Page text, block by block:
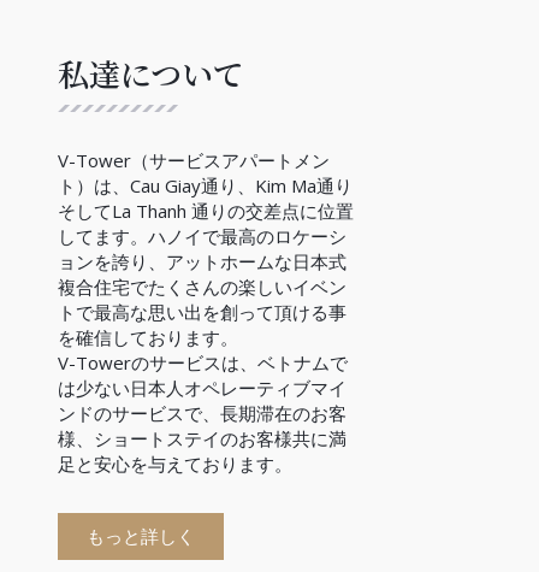
私達について
V-Tower（サービスアパートメン
ト）は、Cau Giay通り、Kim Ma通り
そしてLa Thanh 通りの交差点に位置
してます。ハノイで最高のロケーシ
ョンを誇り、アットホームな日本式
複合住宅でたくさんの楽しいイベン
トで最高な思い出を創って頂ける事
を確信しております。
V-Towerのサービスは、ベトナムで
は少ない日本人オペレーティブマイ
ンドのサービスで、長期滞在のお客
様、ショートステイのお客様共に満
足と安心を与えております。
もっと詳しく